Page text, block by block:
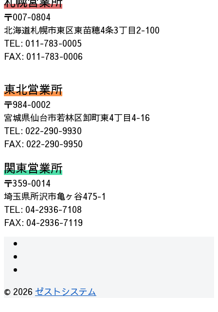
〒007-0804
北海道札幌市東区東苗穂4条3丁目2-100
TEL: 011-783-0005
FAX: 011-783-0006
東北営業所
〒984-0002
宮城県仙台市若林区卸町東4丁目4-16
TEL: 022-290-9930
FAX: 022-290-9950
関東営業所
〒359-0014
埼玉県所沢市亀ヶ谷475-1
TEL: 04-2936-7108
FAX: 04-2936-7119
© 2026 ゼストシステム